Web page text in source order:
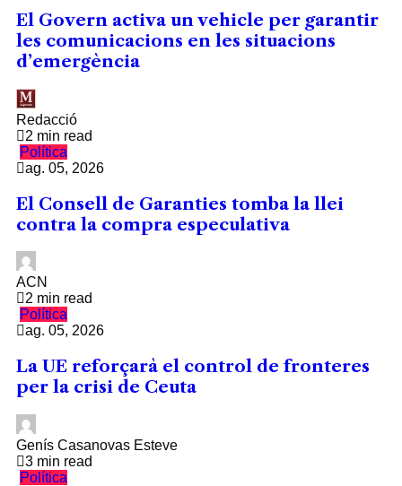
El Govern activa un vehicle per garantir
les comunicacions en les situacions
d’emergència
Redacció
2 min read
Política
ag. 05, 2026
El Consell de Garanties tomba la llei
contra la compra especulativa
ACN
2 min read
Política
ag. 05, 2026
La UE reforçarà el control de fronteres
per la crisi de Ceuta
Genís Casanovas Esteve
3 min read
Política